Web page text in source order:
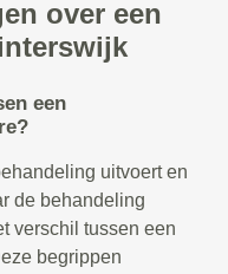
over een
een
uitvoert en
de behandeling
verschil tussen een
begrippen